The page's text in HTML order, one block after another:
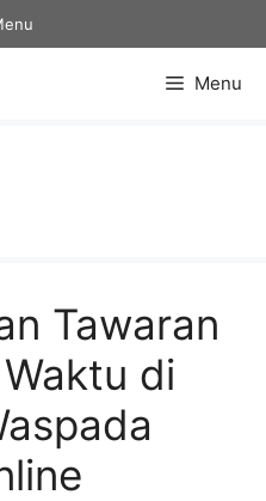
Menu
Tawaran
di